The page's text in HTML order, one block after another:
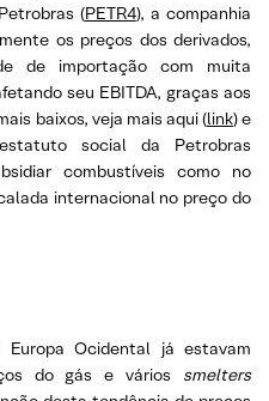
(PETR4), a companhia
os preços dos derivados,
de importação com muita
seu EBITDA, graças aos
baixos, veja mais aqui (link) e
social da Petrobras
combustíveis como no
internacional no preço do
Ocidental já estavam
do gás e vários smelters